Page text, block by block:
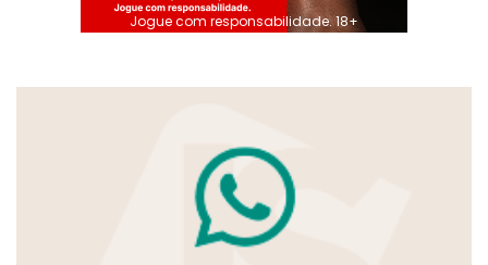
Jogue com responsabilidade. 18+